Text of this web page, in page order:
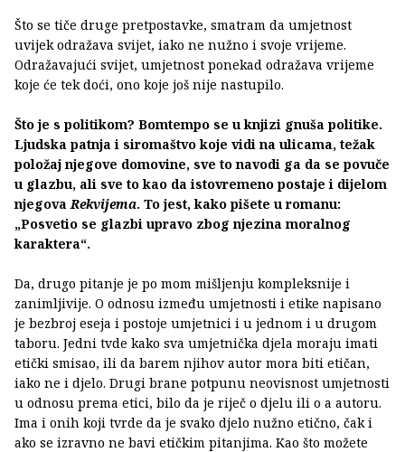
Što se tiče druge pretpostavke, smatram da umjetnost
uvijek odražava svijet, iako ne nužno i svoje vrijeme.
Odražavajući svijet, umjetnost ponekad odražava vrijeme
koje će tek doći, ono koje još nije nastupilo.
Što je s politikom? Bomtempo se u knjizi gnuša politike.
Ljudska patnja i siromaštvo koje vidi na ulicama, težak
položaj njegove domovine, sve to navodi ga da se povuče
u glazbu, ali sve to kao da istovremeno postaje i dijelom
njegova Rekvijema. To jest, kako pišete u romanu:
„Posvetio se glazbi upravo zbog njezina moralnog
karaktera“.
Da, drugo pitanje je po mom mišljenju kompleksnije i
zanimljivije. O odnosu između umjetnosti i etike napisano
je bezbroj eseja i postoje umjetnici i u jednom i u drugom
taboru. Jedni tvde kako sva umjetnička djela moraju imati
etički smisao, ili da barem njihov autor mora biti etičan,
iako ne i djelo. Drugi brane potpunu neovisnost umjetnosti
u odnosu prema etici, bilo da je riječ o djelu ili o a autoru.
Ima i onih koji tvrde da je svako djelo nužno etično, čak i
ako se izravno ne bavi etičkim pitanjima. Kao što možete